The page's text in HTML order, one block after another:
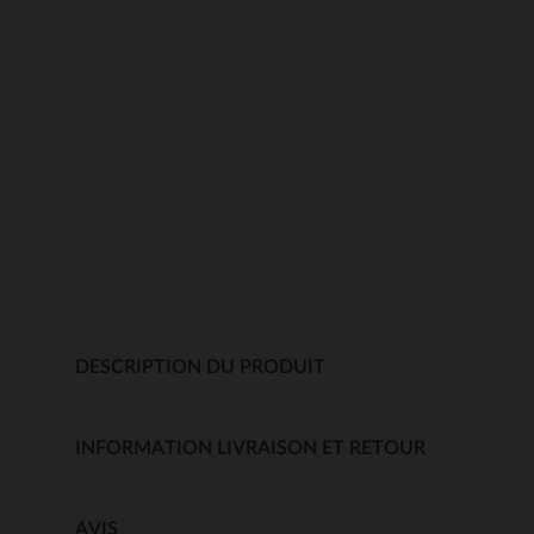
DESCRIPTION DU PRODUIT
INFORMATION LIVRAISON ET RETOUR
AVIS